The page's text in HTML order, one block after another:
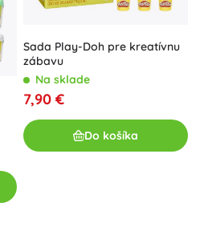
Sada Play-Doh pre kreatívnu
zábavu
Na sklade
7,90 €
Do košíka